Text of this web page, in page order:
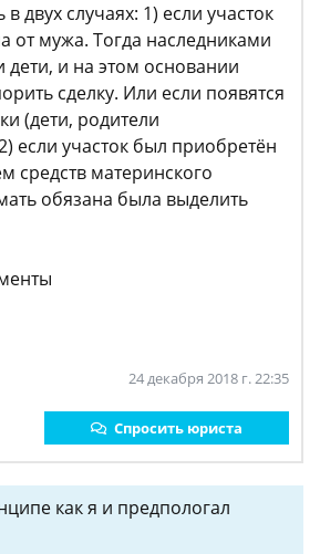
двух случаях: 1) если участок
от мужа. Тогда наследниками
дети, и на этом основании
сделку. Или если появятся
(дети, родители
если участок был приобретён
средств материнского
обязана была выделить
24 декабря 2018 г. 22:35
Спросить юриста
как я и предпологал